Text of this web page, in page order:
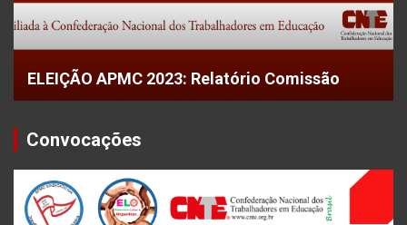
ELEIÇÃO APMC 2023: Relatório Comissão
Convocações